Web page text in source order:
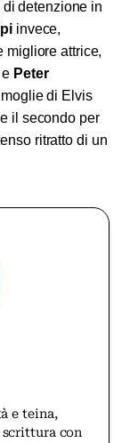
detenzione in
invece,
migliore attrice,
e Peter
di Elvis
e il secondo per
ritratto di un
e teina,
scrittura con